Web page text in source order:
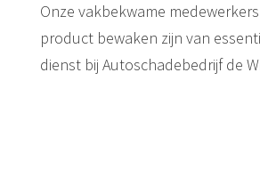
Onze vakbekwame
product bewaken zijn van
dienst bij Autoschadebedrijf de